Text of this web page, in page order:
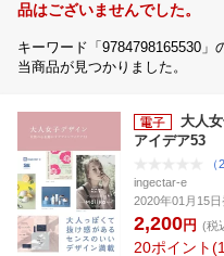
品はございませんでした。
キーワード「9784798165530
当商品が見つかりました。
大人
アイデア53
（
ingectar-e
2020年01月15
2,200円 (税
20ポイント